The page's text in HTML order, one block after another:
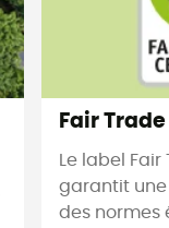
Fair
Le label
garantit
des normes